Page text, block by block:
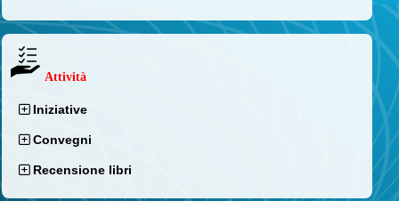
Attività
Iniziative
Convegni
Recensione libri